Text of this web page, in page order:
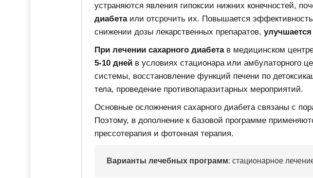
устраняются явления гипоксии нижних конечностей,
диабетаили отсрочить их. Повышается
снижении дозы лекарственных препаратов,
При лечении сахарного диабетав медицинском
5-10 дней в условиях стационара или амбулаторного
системы, восстановление функций печени по
тела, проведение противопаразитарных мероприятий.
Основные осложнения сахарного диабета связаны с
Поэтому, в дополнение к базовой программе
прессотерапия и фотонная терапия.
Варианты лечебных программ: стационарное